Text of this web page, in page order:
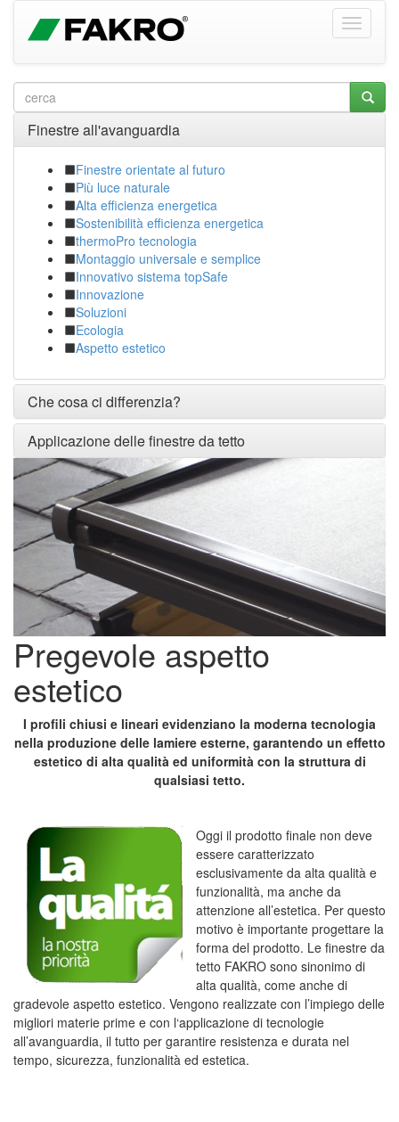
Finestre all'avanguardia
Finestre orientate al futuro
Più luce naturale
Alta efficienza energetica
Sostenibilità efficienza energetica
thermoPro tecnologia
Montaggio universale e semplice
Innovativo sistema topSafe
Innovazione
Soluzioni
Ecologia
Aspetto estetico
Che cosa ci differenzia?
Applicazione delle finestre da tetto
Pregevole aspetto
estetico
I profili chiusi e lineari evidenziano la moderna tecnologia
nella produzione delle lamiere esterne, garantendo un effetto
estetico di alta qualità ed uniformità con la struttura di
qualsiasi tetto.
Oggi il prodotto finale non deve
essere caratterizzato
esclusivamente da alta qualità e
funzionalità, ma anche da
attenzione all’estetica. Per questo
motivo è importante progettare la
forma del prodotto. Le finestre da
tetto FAKRO sono sinonimo di
alta qualità, come anche di
gradevole aspetto estetico. Vengono realizzate con l’impiego delle
migliori materie prime e con l‘applicazione di tecnologie
all’avanguardia, il tutto per garantire resistenza e durata nel
tempo, sicurezza, funzionalità ed estetica.